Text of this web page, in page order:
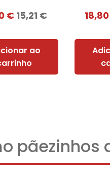
€ 15,21 €
ao
pãezinhos